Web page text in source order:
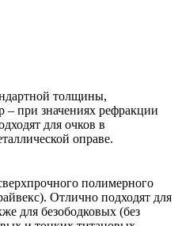
толщины,
при значениях рефракции
для очков в
оправе.
полимерного
Отлично подходят для
для безободковых (без